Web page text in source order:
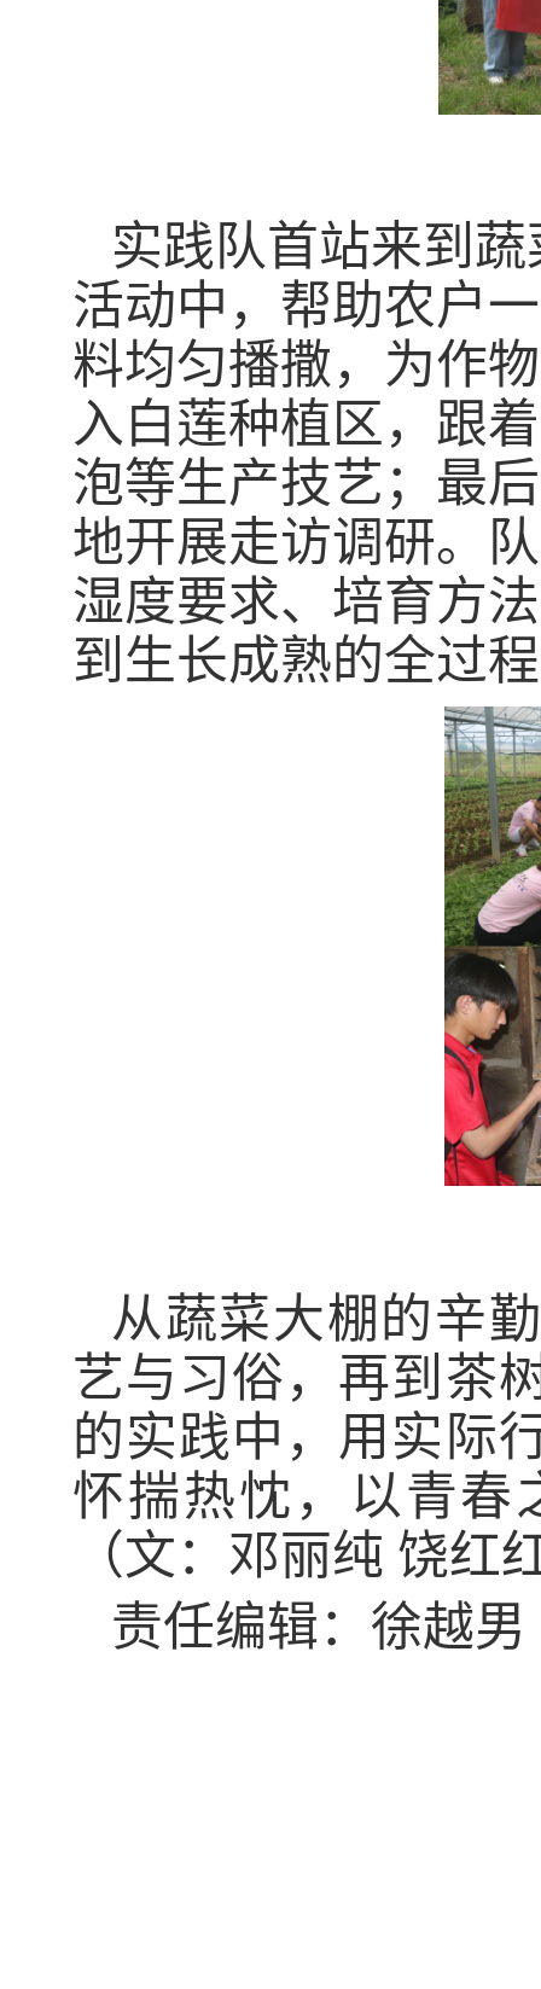
实践队首站来到
活动中 ， 帮助农户
料均匀播撒，为作
入白莲种植区，跟
泡等生产技艺 ； 最
地开展走访调研。
湿度要求、培育方
到生长成熟的全过程
从蔬菜大棚的辛
艺与习俗，再到茶
的实践中，用实际
怀揣热忱，以青春
（文：邓丽纯 饶红
责任编辑：徐越